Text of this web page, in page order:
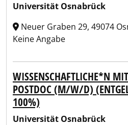
Universität Osnabrück
Neuer Graben 29, 49074
Keine Angabe
WISSENSCHAFTLICHE*N
POSTDOC (M/W/D)
100%)
Universität Osnabrück